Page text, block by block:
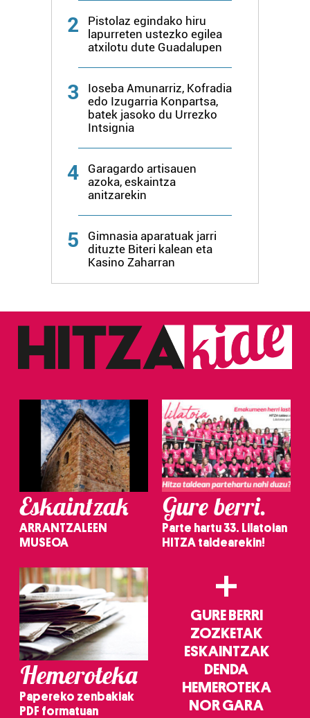
2
Pistolaz egindako hiru
lapurreten ustezko egilea
atxilotu dute Guadalupen
3
Ioseba Amunarriz, Kofradia
edo Izugarria Konpartsa,
batek jasoko du Urrezko
Intsignia
4
Garagardo artisauen
azoka, eskaintza
anitzarekin
5
Gimnasia aparatuak jarri
dituzte Biteri kalean eta
Kasino Zaharran
Eskaintzak
ARRANTZALEEN
MUSEOA
Gure berri.
Parte hartu 33. Lilatoian
HITZA taldearekin!
Hemeroteka
Papereko zenbakiak
PDF formatuan
+
GURE BERRI
ZOZKETAK
ESKAINTZAK
DENDA
HEMEROTEKA
NOR GARA